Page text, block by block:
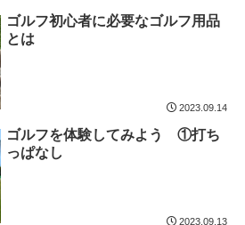
ゴルフ初心者に必要なゴルフ用品
とは
2023.09.14
ゴルフを体験してみよう ①打ち
っぱなし
2023.09.13